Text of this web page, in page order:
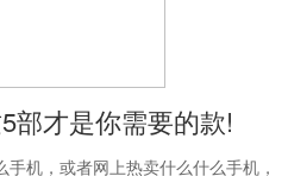
部才是你需要的款!
机，或者网上热卖什么什么手机，